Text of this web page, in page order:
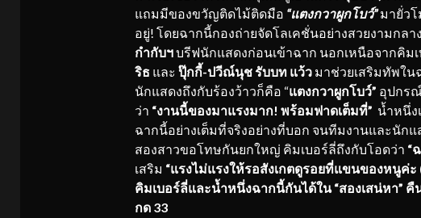
แถมมีของขวัญติดไม้ติดมือ “แตงกวาผูกโบว์”มายั่วโ
อยู่! โดยฉากนี้กองถ่ายจัดโลเคชั่นอย่างสวยงามกล
กำกับฯบรีฟนักแสดงก่อนเข้าฉาก นอกเหนือจากคิม
ริธ และ ปุ๊กกี้-ปวีณ์นุช รับบท แว้วมาช่วยเสริมทัพใน
นักแสดงถึงกับร้องว้าวก็คือ “แตงกวาผูกโบว์” อุปกร
ว่า “งานนี้ของมาแรงมาก! พร้อมฟาดเต็มที่” น้ำหนึ่ง
ฉากนี้อย่างเต็มที่จริงอย่างที่บอก จนทีมงานและนัก
สองสาวขอโทษกันยกใหญ่ คิมเบอร์ลี่ถึงกับโอดว่า “
เสริม “แรงไม่แรงให้รอสังเกตดูรอยที่แขนของหนูค่
คิมเบอร์ลี่และน้ำหนึ่งฉากนี้กันได้ใน “สองเสน่หา”
กด 33